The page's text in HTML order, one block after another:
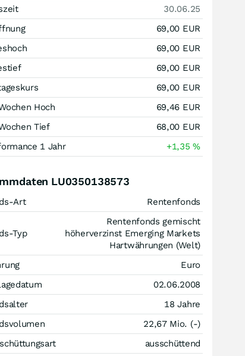
30.06.25
69,00 EUR
69,00 EUR
69,00 EUR
69,00 EUR
Hoch
69,46 EUR
Tief
68,00 EUR
1 Jahr
+1,35%
LU0350138573
Art Rentenfonds
Typ
Rentenfonds gemischt
höherverzinst Emerging Markets
Hartwährungen (Welt)
Euro
02.06.2008
18 Jahre
22,67 Mio. (-)
ausschüttend